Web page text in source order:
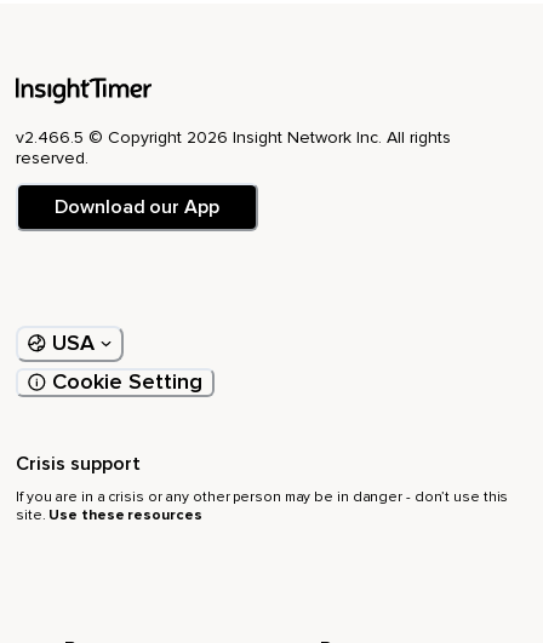
v2.466.5 © Copyright 2026 Insight Network Inc. All rights
reserved.
Download our App
USA
Cookie Setting
Crisis support
If you are in a crisis or any other person may be in danger - don’t use this
site. Use these resources